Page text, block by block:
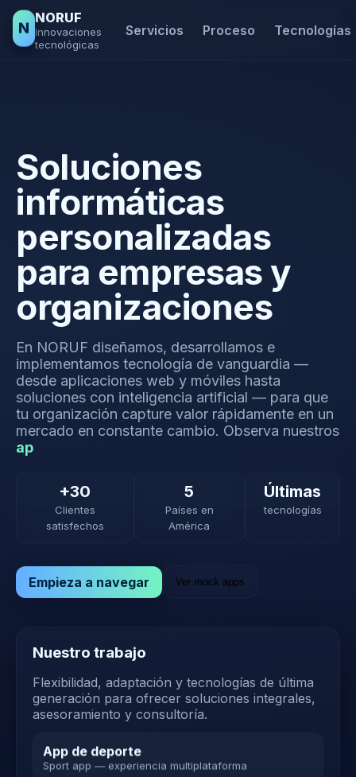
N
NORUF
Innovaciones
tecnológicas
Servicios Proceso Tecnologías
Soluciones
informáticas
personalizadas
para empresas y
organizaciones
En NORUF diseñamos, desarrollamos e
implementamos tecnología de vanguardia —
desde aplicaciones web y móviles hasta
soluciones con inteligencia artificial — para que
tu organización capture valor rápidamente en un
mercado en constante cambio. Observa nuestros
+30
Clientes
satisfechos
5
Países en
América
Últimas
tecnologías
Empieza a navegar Ver mock apps
Nuestro trabajo
Flexibilidad, adaptación y tecnologías de última
generación para ofrecer soluciones integrales,
asesoramiento y consultoría.
App de deporte
Sport app — experiencia multiplataforma